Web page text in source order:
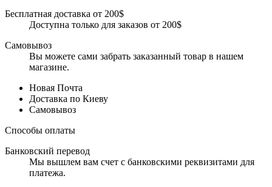
Бесплатная доставка от 200$
Доступна только для заказов от 200$
Самовывоз
Вы можете сами забрать заказанный товар в нашем
магазине.
Новая Почта
Доставка по Киеву
Самовывоз
Способы оплаты
Банковский перевод
Мы вышлем вам счет с банковскими реквизитами для
платежа.